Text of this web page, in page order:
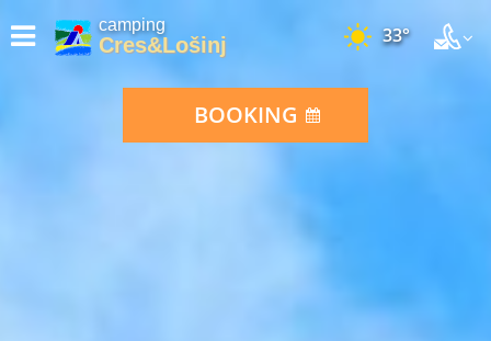
camping
Cres&Lošinj 33°
BOOKING